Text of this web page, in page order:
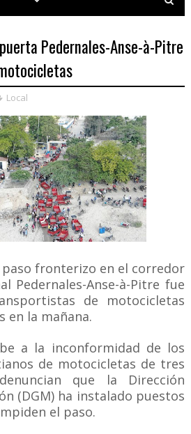
Pedernales-Anse-à-Pitre
Local
paso fronterizo en el corredor
Pedernales-Anse-à-Pitre fue
de motocicletas
en la mañana.
a la inconformidad de los
de motocicletas de tres
que la Dirección
(DGM) ha instalado puestos
el paso.